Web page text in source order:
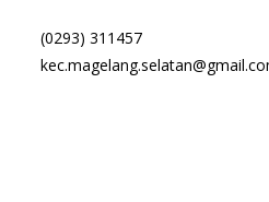
(0293) 311457